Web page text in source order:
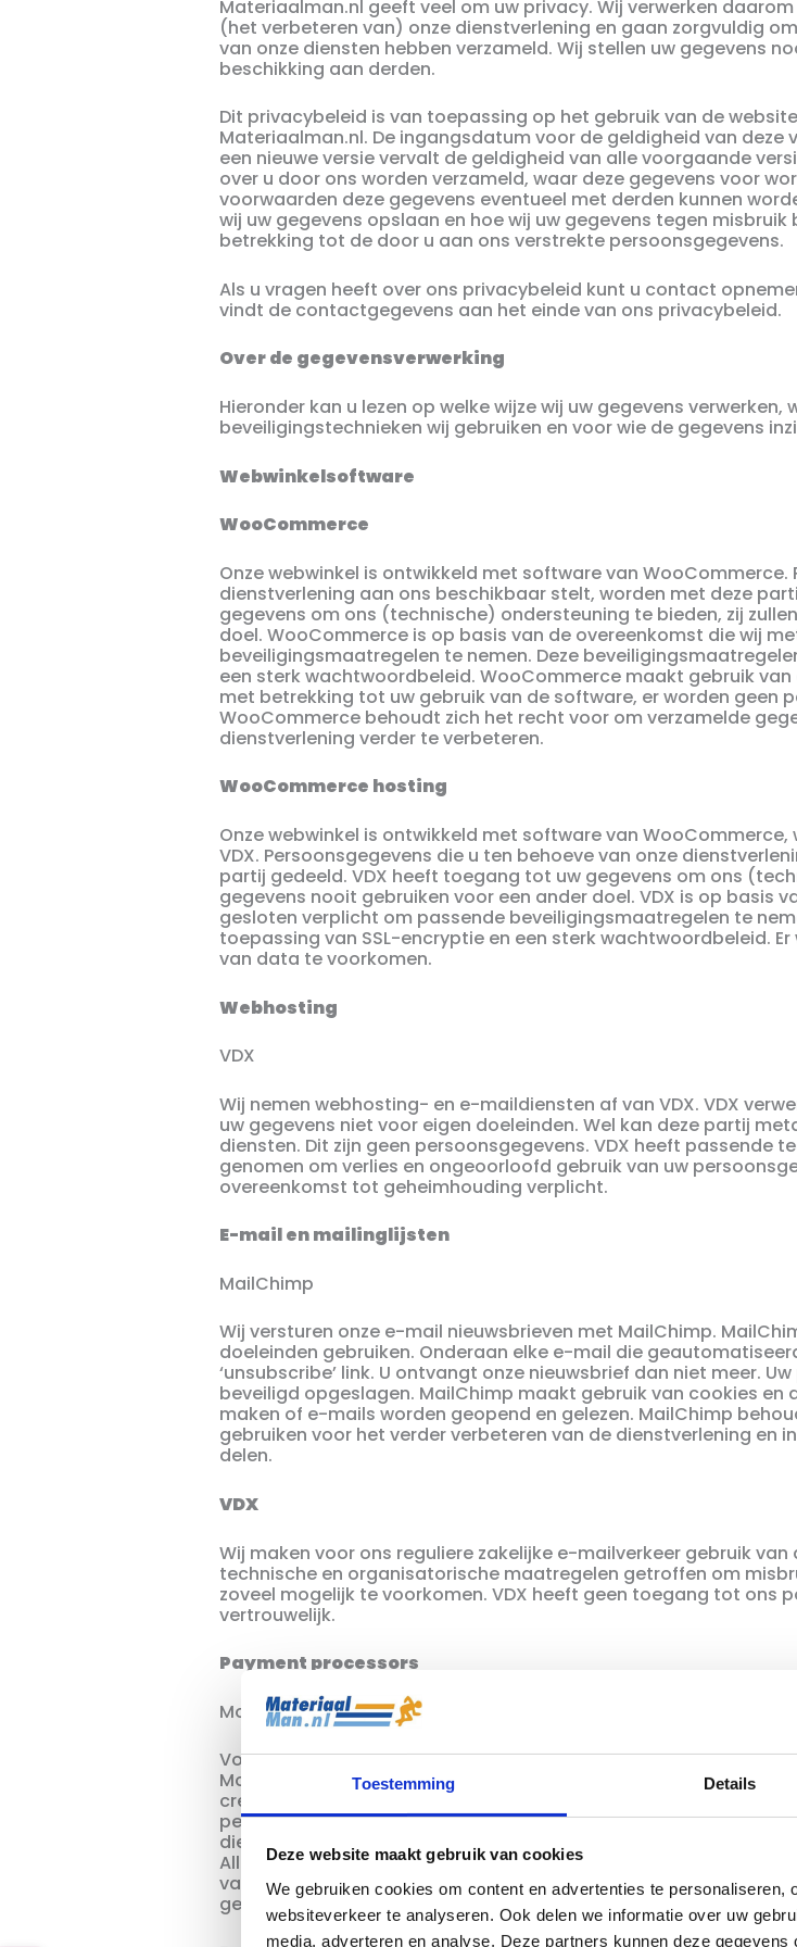
Toestemming Details
Deze website maakt gebruik van cookies
We gebruiken cookies om content en advertenties te
websiteverkeer te analyseren. Ook delen we informatie over uw
media, adverteren en analyse. Deze partners kunnen deze
Materiaalman.nl geeft veel om uw privacy. Wij verwerken
(het verbeteren van) onze dienstverlening en gaan zorgvuldig
van onze diensten hebben verzameld. Wij stellen uw gegevens
beschikking aan derden.
Dit privacybeleid is van toepassing op het gebruik van de
Materiaalman.nl. De ingangsdatum voor de geldigheid van deze
een nieuwe versie vervalt de geldigheid van alle voorgaande
over u door ons worden verzameld, waar deze gegevens voor
voorwaarden deze gegevens eventueel met derden kunnen
wij uw gegevens opslaan en hoe wij uw gegevens tegen
betrekking tot de door u aan ons verstrekte persoonsgegevens.
Als u vragen heeft over ons privacybeleid kunt u contact
vindt de contactgegevens aan het einde van ons privacybeleid.
Over de gegevensverwerking
Hieronder kan u lezen op welke wijze wij uw gegevens
beveiligingstechnieken wij gebruiken en voor wie de gegevens
Webwinkelsoftware
WooCommerce
Onze webwinkel is ontwikkeld met software van
dienstverlening aan ons beschikbaar stelt, worden met deze
gegevens om ons (technische) ondersteuning te bieden, zij
doel. WooCommerce is op basis van de overeenkomst die wij
beveiligingsmaatregelen te nemen. Deze
een sterk wachtwoordbeleid. WooCommerce maakt gebruik
met betrekking tot uw gebruik van de software, er worden geen
WooCommerce behoudt zich het recht voor om verzamelde
dienstverlening verder te verbeteren.
WooCommerce hosting
Onze webwinkel is ontwikkeld met software van
VDX. Persoonsgegevens die u ten behoeve van onze
partij gedeeld. VDX heeft toegang tot uw gegevens om ons
gegevens nooit gebruiken voor een ander doel. VDX is op basis
gesloten verplicht om passende beveiligingsmaatregelen te
toepassing van SSL-encryptie en een sterk wachtwoordbeleid.
van data te voorkomen.
Webhosting
VDX
Wij nemen webhosting- en e-maildiensten af van VDX. VDX
uw gegevens niet voor eigen doeleinden. Wel kan deze partij
diensten. Dit zijn geen persoonsgegevens. VDX heeft passende
genomen om verlies en ongeoorloofd gebruik van uw
overeenkomst tot geheimhouding verplicht.
E-mail en mailinglijsten
MailChimp
Wij versturen onze e-mail nieuwsbrieven met MailChimp.
doeleinden gebruiken. Onderaan elke e-mail die
‘unsubscribe’ link. U ontvangt onze nieuwsbrief dan niet meer.
beveiligd opgeslagen. MailChimp maakt gebruik van cookies
maken of e-mails worden geopend en gelezen. MailChimp
gebruiken voor het verder verbeteren van de dienstverlening en
delen.
VDX
Wij maken voor ons reguliere zakelijke e-mailverkeer gebruik
technische en organisatorische maatregelen getroffen om
zoveel mogelijk te voorkomen. VDX heeft geen toegang tot ons
vertrouwelijk.
Payment processors
Mollie
Voor het afhandelen van een (deel van) de betalingen in onze
Mollie. Mollie verwerkt uw naam, adres en woonplaatsgegevens
creditcardnummer. Mollie heeft passende technische en
persoonsgegevens te beschermen. Mollie behoudt zich het
dienstverlening verder te verbeteren en in het kader daarvan
Alle hierboven genoemde waarborgen met betrekking tot de
van toepassing op de onderdelen van Mollie’s dienstverlening
gegevens niet langer dan op grond van de wettelijke termijnen